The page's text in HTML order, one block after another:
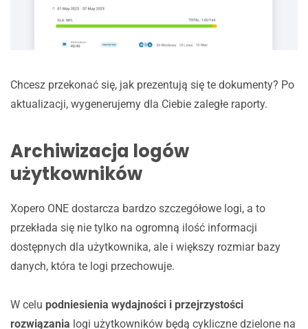
Chcesz przekonać się, jak prezentują się te dokumenty? Po
aktualizacji, wygenerujemy dla Ciebie zaległe raporty.
Archiwizacja logów
użytkowników
Xopero ONE dostarcza bardzo szczegółowe logi, a to
przekłada się nie tylko na ogromną ilość informacji
dostępnych dla użytkownika, ale i większy rozmiar bazy
danych, która te logi przechowuje.
W celu podniesienia wydajności i przejrzystości
rozwiązania logi użytkowników będą cykliczne dzielone na